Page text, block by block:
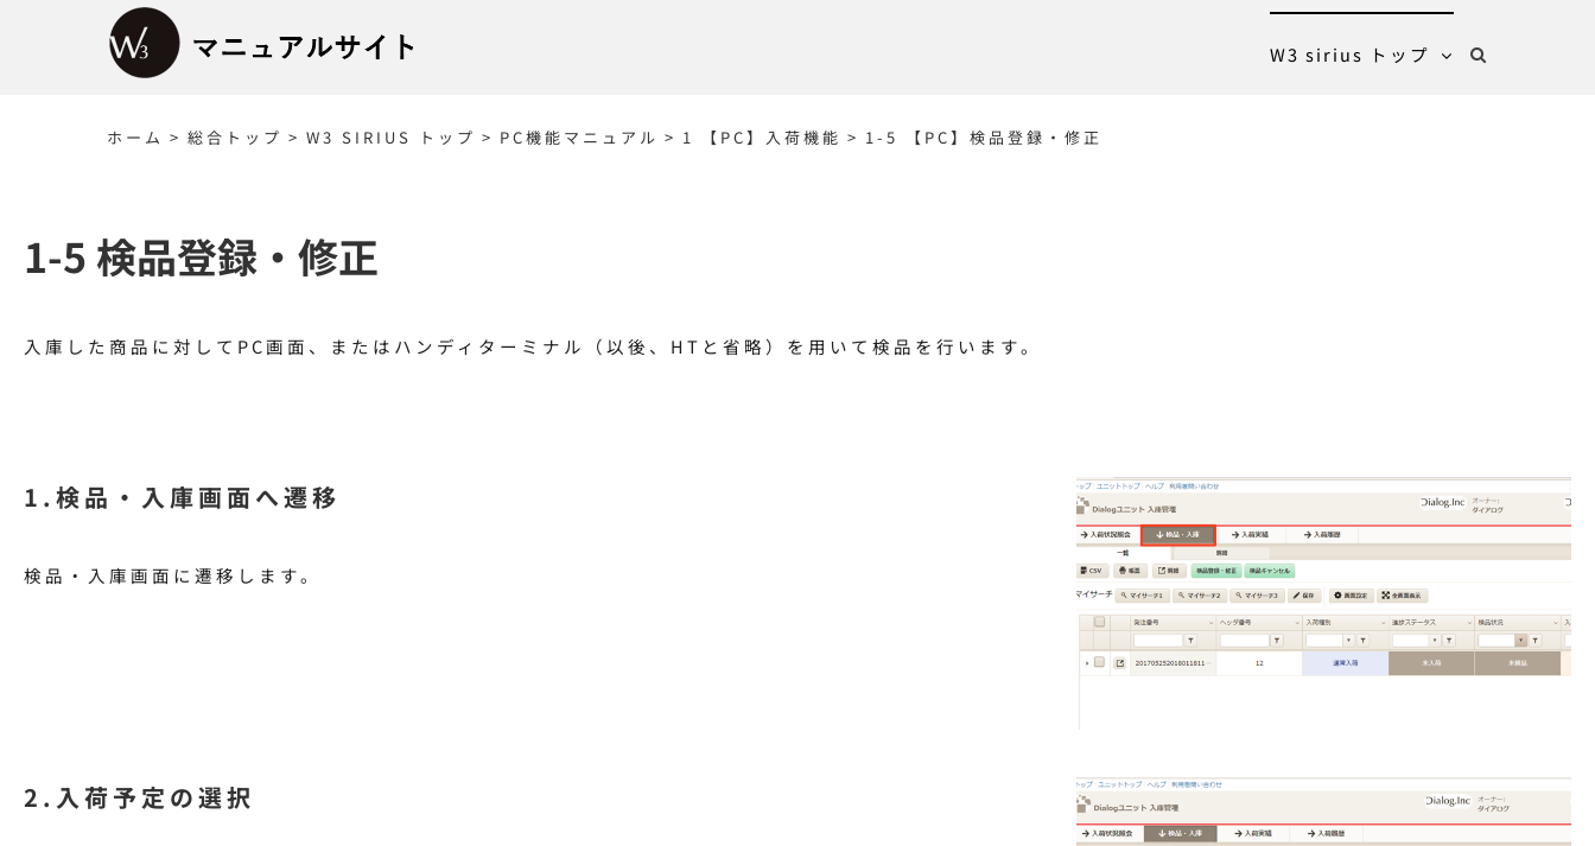
W3 sirius トップ
ホーム > 総合トップ > W3 SIRIUS トップ > PC機能マニュアル > 1 【PC】入荷機能 > 1-5 【PC】検品登録・修正
1-5 検品登録・修正
入庫した商品に対してPC画面、またはハンディターミナル（以後、HTと省略）を用いて検品を行います。
1.検品・入庫画面へ遷移
検品・入庫画面に遷移します。
2.入荷予定の選択